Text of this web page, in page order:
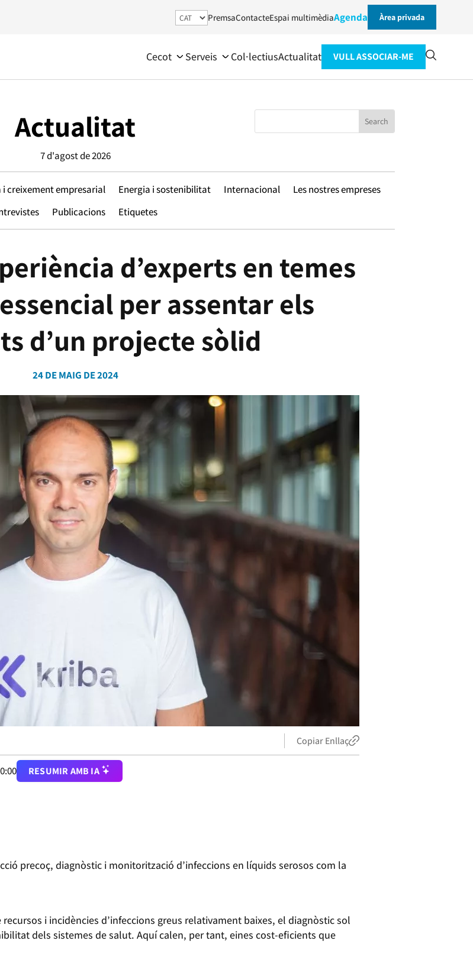
PremsaContacteEspai multimèdiaAgenda Àrea privada
Cecot Serveis Col·lectiusActualitat VULL ASSOCIAR-ME
Actualitat
7 d'agost de 2026
i creixement empresarial Energia i sostenibilitat Internacional
Les nostres empreses
Publicacions Etiquetes
d’experts en temes
per assentar els
d’un projecte sòlid
24 DE MAIG DE 2024
Copiar Enllaç
0:00 RESUMIR AMB IA
precoç, diagnòstic i monitorització d’infeccions en líquids serosos com la
i incidències d’infeccions greus relativament baixes, el diagnòstic sol
dels sistemes de salut. Aquí calen, per tant, eines cost-eficients que